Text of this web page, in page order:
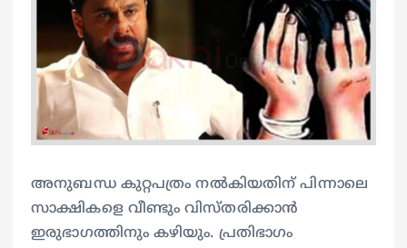
അനുബന്ധ കുറ്റപത്രം നൽകിയതിന് പിന്നാലെ
സാക്ഷികളെ വീണ്ടും വിസ്തരിക്കാൻ
ഇരുഭാഗത്തിനും കഴിയും. പ്രതിഭാഗം